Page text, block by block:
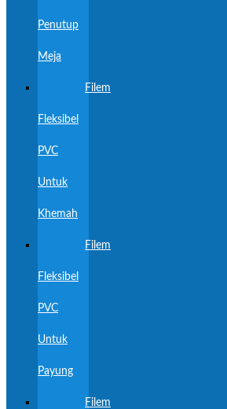
Penutup
Meja
Filem
Fleksibel
PVC
Untuk
Khemah
Filem
Fleksibel
PVC
Untuk
Payung
Filem